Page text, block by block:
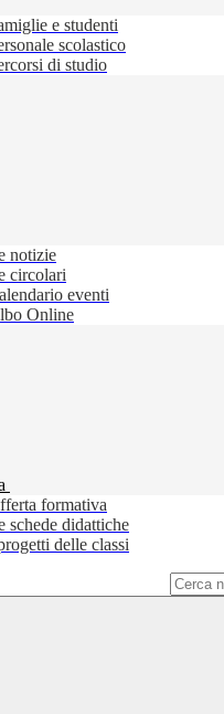
e studenti
scolastico
di studio
notizie
circolari
eventi
Online
formativa
schede didattiche
delle classi